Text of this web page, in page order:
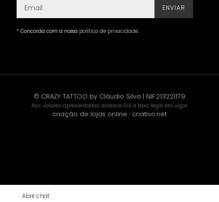
ENVIAR
* Concorda com a nossa política de privacidade.
© CRAZY TATTOO by Cláudio Silva | NIF:213221179
Aos valores apresentados acresce IVA à taxa legal em vigor.
criação de lojas online : criativo.net
Abrir chat